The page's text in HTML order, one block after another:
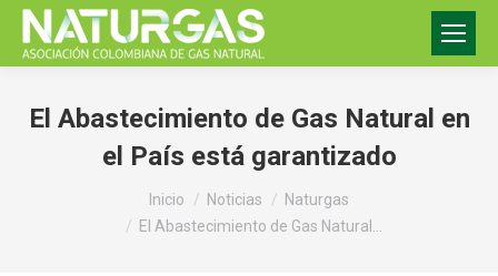
El Abastecimiento de Gas Natural en
el País está garantizado
Inicio Noticias
Naturgas
El Abastecimiento de Gas Natural…